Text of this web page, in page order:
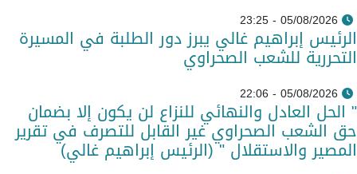
05/08/2026 - 23:25
الرئيس إبراهيم غالي يبرز دور الطلبة في المسيرة
التحررية للشعب الصحراوي
05/08/2026 - 22:06
" الحل العادل والنهائي للنزاع لن يكون إلا بضمان
حق الشعب الصحراوي غير القابل للتصرف في تقرير
المصير والاستقلال " (الرئيس إبراهيم غالي)